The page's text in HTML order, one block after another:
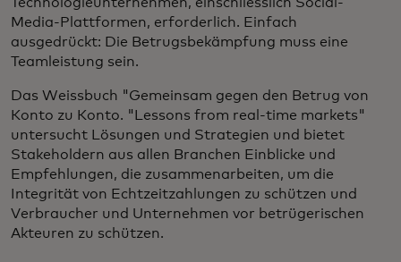
Media-Plattformen, erforderlich. Einfach
ausgedrückt: Die Betrugsbekämpfung muss eine
Teamleistung sein.
Das Weissbuch "Gemeinsam gegen den Betrug von
Konto zu Konto. "Lessons from real-time markets"
untersucht Lösungen und Strategien und bietet
Stakeholdern aus allen Branchen Einblicke und
Empfehlungen, die zusammenarbeiten, um die
Integrität von Echtzeitzahlungen zu schützen und
Verbraucher und Unternehmen vor betrügerischen
Akteuren zu schützen.